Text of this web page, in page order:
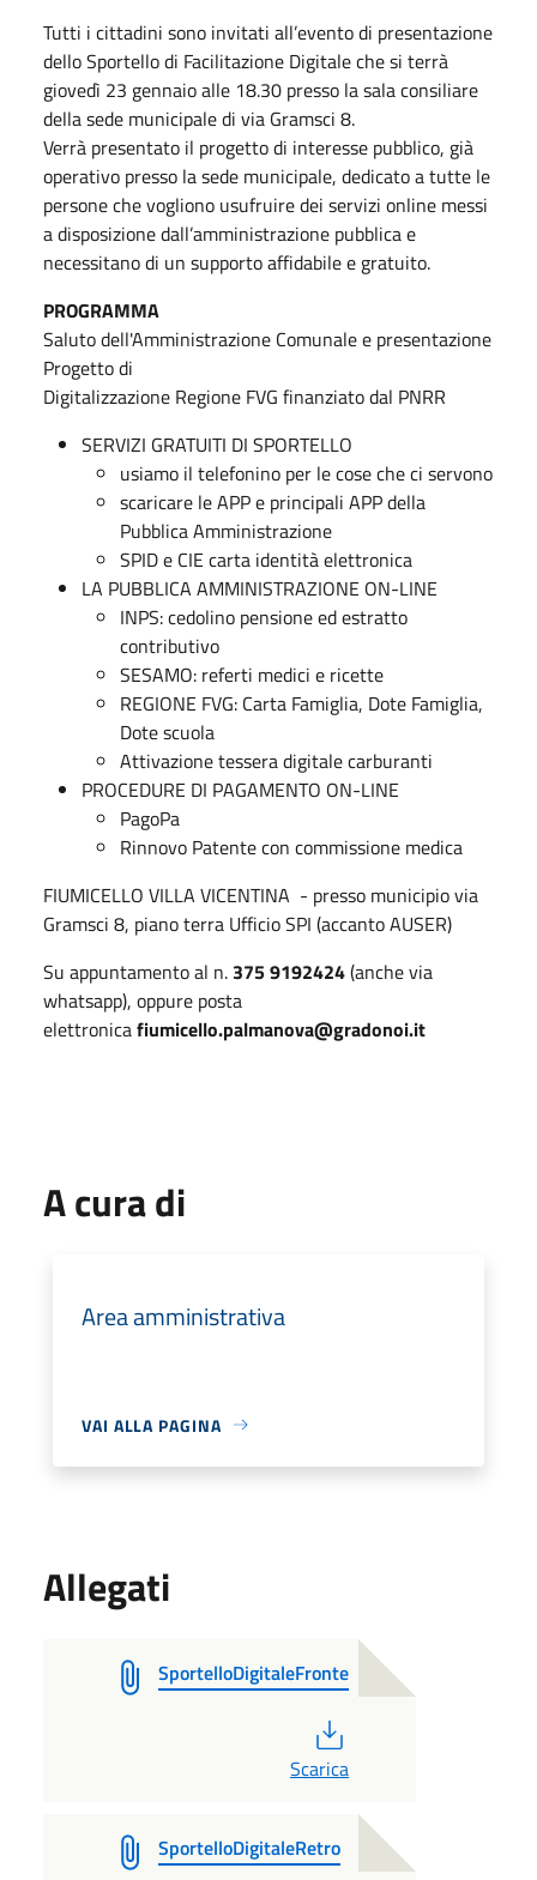
Tutti i cittadini sono invitati all’evento di presentazione
dello Sportello di Facilitazione Digitale che si terrà
giovedì 23 gennaio alle 18.30 presso la sala consiliare
della sede municipale di via Gramsci 8.
Verrà presentato il progetto di interesse pubblico, già
operativo presso la sede municipale, dedicato a tutte le
persone che vogliono usufruire dei servizi online messi
a disposizione dall’amministrazione pubblica e
necessitano di un supporto affidabile e gratuito.
PROGRAMMA
Saluto dell'Amministrazione Comunale e presentazione
Progetto di
Digitalizzazione Regione FVG finanziato dal PNRR
SERVIZI GRATUITI DI SPORTELLO
usiamo il telefonino per le cose che ci servono
scaricare le APP e principali APP della
Pubblica Amministrazione
SPID e CIE carta identità elettronica
LA PUBBLICA AMMINISTRAZIONE ON-LINE
INPS: cedolino pensione ed estratto
contributivo
SESAMO: referti medici e ricette
REGIONE FVG: Carta Famiglia, Dote Famiglia,
Dote scuola
Attivazione tessera digitale carburanti
PROCEDURE DI PAGAMENTO ON-LINE
PagoPa
Rinnovo Patente con commissione medica
FIUMICELLO VILLA VICENTINA - presso municipio via
Gramsci 8, piano terra Ufficio SPI (accanto AUSER)
Su appuntamento al n. 375 9192424(anche via
whatsapp), oppure posta
elettronicafiumicello.palmanova@gradonoi.it
A cura di
Area amministrativa
VAI ALLA PAGINA
Allegati
SportelloDigitaleFronte
Scarica
SportelloDigitaleRetro